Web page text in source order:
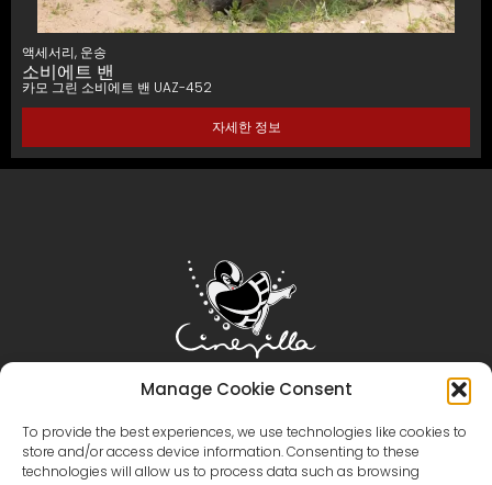
Manage Cookie Consent
To provide the best experiences, we use technologies like cookies to
store and/or access device information. Consenting to these
technologies will allow us to process data such as browsing
액세서리, 운송
소비에트 밴
카모 그린 소비에트 밴 UAZ-452
자세한 정보
이벤트 갤러리
지역 및 시설 가상 투어
카탈로그
문의하기